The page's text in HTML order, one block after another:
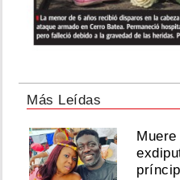
Más Leídas